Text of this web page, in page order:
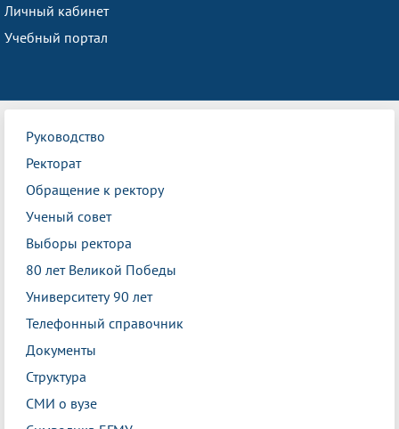
Личный кабинет
Учебный портал
Руководство
Ректорат
Обращение к ректору
Ученый совет
Выборы ректора
80 лет Великой Победы
Университету 90 лет
Телефонный справочник
Документы
Структура
СМИ о вузе